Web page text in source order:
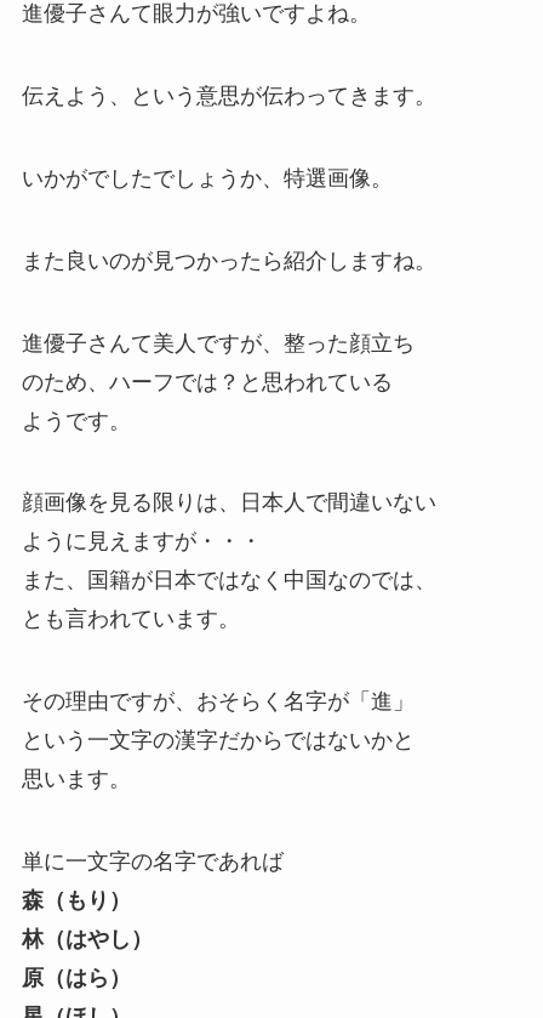
進優子さんて眼力が強いですよね。
伝えよう、という意思が伝わってきます。
いかがでしたでしょうか、特選画像。
また良いのが見つかったら紹介しますね。
進優子さんて美人ですが、整った顔立ち
のため、ハーフでは？と思われている
ようです。
顔画像を見る限りは、日本人で間違いない
ように見えますが・・・
また、国籍が日本ではなく中国なのでは、
とも言われています。
その理由ですが、おそらく名字が「進」
という一文字の漢字だからではないかと
思います。
単に一文字の名字であれば
森（もり）
林（はやし）
原（はら）